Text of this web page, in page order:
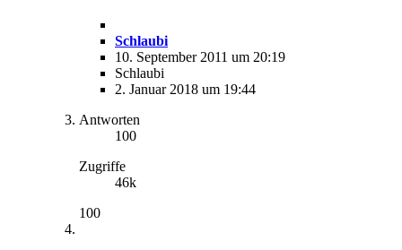
Schlaubi
10. September 2011 um 20:19
Schlaubi
2. Januar 2018 um 19:44
Antworten
100
Zugriffe
46k
100